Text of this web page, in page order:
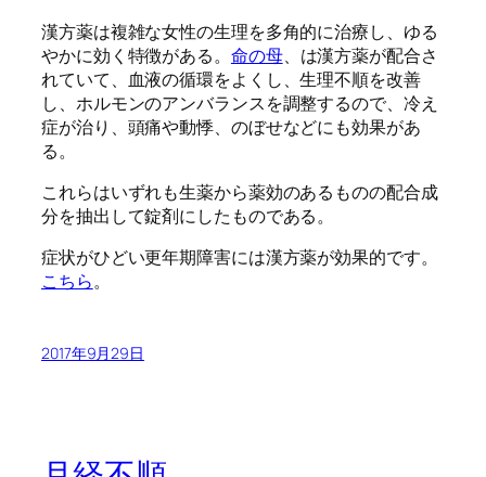
漢方薬は複雑な女性の生理を多角的に治療し、ゆる
やかに効く特徴がある。 命の母、は漢方薬が配合さ
れていて、血液の循環をよくし、生理不順を改善
し、ホルモンのアンバランスを調整するので、冷え
症が治り、頭痛や動悸、のぼせなどにも効果があ
る。
これらはいずれも生薬から薬効のあるものの配合成
分を抽出して錠剤にしたものである。
症状がひどい更年期障害には漢方薬が効果的です。
こちら。
2017年9月29日